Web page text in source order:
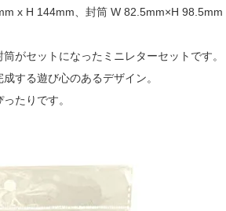
x H 144mm、封筒 W 82.5mm×H 98.5mm
がセットになったミニレターセットです。
する遊び心のあるデザイン。
たりです。